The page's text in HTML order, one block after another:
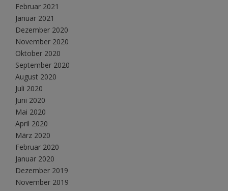
Februar 2021
Januar 2021
Dezember 2020
November 2020
Oktober 2020
September 2020
August 2020
Juli 2020
Juni 2020
Mai 2020
April 2020
März 2020
Februar 2020
Januar 2020
Dezember 2019
November 2019